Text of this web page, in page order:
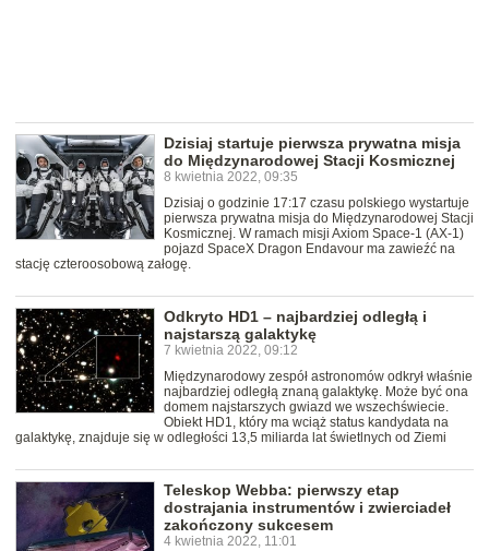
Dzisiaj startuje pierwsza prywatna misja
do Międzynarodowej Stacji Kosmicznej
8 kwietnia 2022, 09:35
Dzisiaj o godzinie 17:17 czasu polskiego wystartuje
pierwsza prywatna misja do Międzynarodowej Stacji
Kosmicznej. W ramach misji Axiom Space-1 (AX-1)
pojazd SpaceX Dragon Endavour ma zawieźć na
stację czteroosobową załogę.
Odkryto HD1 – najbardziej odległą i
najstarszą galaktykę
7 kwietnia 2022, 09:12
Międzynarodowy zespół astronomów odkrył właśnie
najbardziej odległą znaną galaktykę. Może być ona
domem najstarszych gwiazd we wszechświecie.
Obiekt HD1, który ma wciąż status kandydata na
galaktykę, znajduje się w odległości 13,5 miliarda lat świetlnych od Ziemi
Teleskop Webba: pierwszy etap
dostrajania instrumentów i zwierciadeł
zakończony sukcesem
4 kwietnia 2022, 11:01